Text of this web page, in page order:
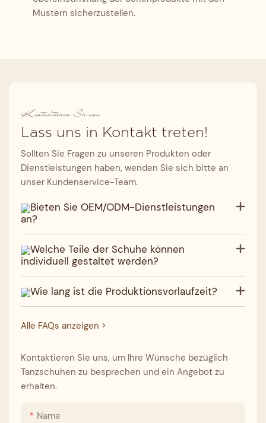
Mustern sicherzustellen.
Kontaktieren Sie uns
Lass uns in Kontakt treten!
Sollten Sie Fragen zu unseren Produkten oder
Dienstleistungen haben, wenden Sie sich bitte an
unser Kundenservice-Team.
Bieten Sie OEM/ODM-Dienstleistungen
an?
Welche Teile der Schuhe können
individuell gestaltet werden?
Wie lang ist die Produktionsvorlaufzeit?
Alle FAQs anzeigen >
Kontaktieren Sie uns, um Ihre Wünsche bezüglich
Tanzschuhen zu besprechen und ein Angebot zu
erhalten.
Name